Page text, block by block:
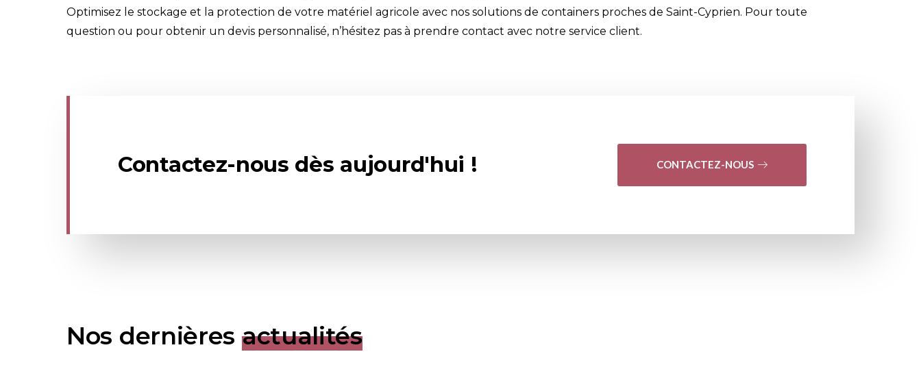
Optimisez le stockage et la protection de votre matériel agricole avec nos solutions de containers proches de Saint-Cyprien. Pour toute
question ou pour obtenir un devis personnalisé, n’hésitez pas à prendre contact avec notre service client.
Contactez-nous dès aujourd'hui ! CONTACTEZ-NOUS
Nos dernières actualités